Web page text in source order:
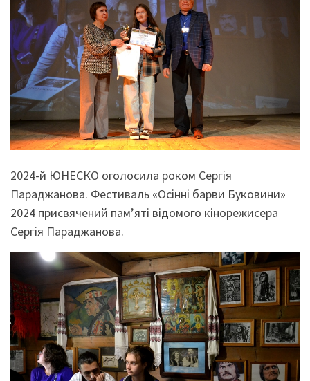
2024-й ЮНЕСКО оголосила роком Сергія
Параджанова. Фестиваль «Осінні барви Буковини»
2024 присвячений памʼяті відомого кінорежисера
Сергія Параджанова.